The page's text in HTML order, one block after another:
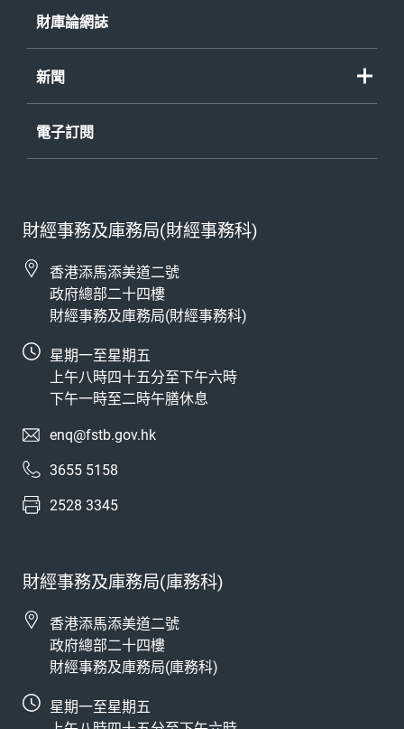
財庫論網誌
新聞
電子訂閱
財經事務及庫務局(財經事務科)
香港添馬添美道二號
政府總部二十四樓
財經事務及庫務局(財經事務科)
星期一至星期五
上午八時四十五分至下午六時
下午一時至二時午膳休息
enq@fstb.gov.hk
3655 5158
2528 3345
財經事務及庫務局(庫務科)
香港添馬添美道二號
政府總部二十四樓
財經事務及庫務局(庫務科)
星期一至星期五